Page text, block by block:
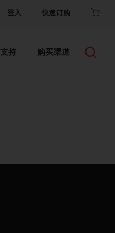
登入 快速订购
支持 购买渠道